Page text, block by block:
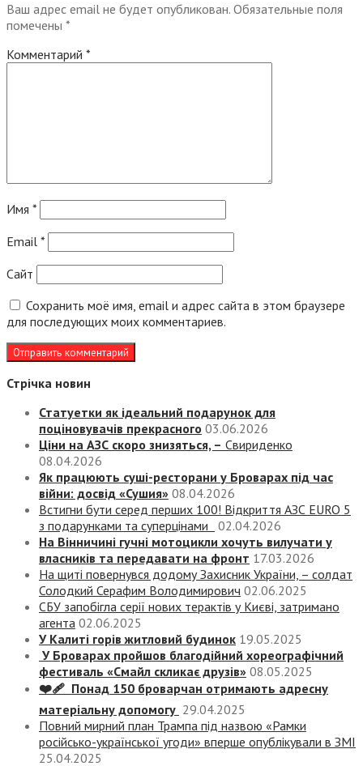
Ваш адрес email не будет опубликован. Обязательные поля
помечены *
Комментарий *
Имя *
Email *
Сайт
Сохранить моё имя, email и адрес сайта в этом браузере
для последующих моих комментариев.
Стрічка новин
Статуетки як ідеальний подарунок для
поціновувачів прекрасного 03.06.2026
Ціни на АЗС скоро знизяться, – Свириденко
08.04.2026
Як працюють суші-ресторани у Броварах під час
війни: досвід «Сушия» 08.04.2026
Встигни бути серед перших 100! Відкриття АЗС EURO 5
з подарунками та суперцінами
02.04.2026
На Вінничині гучні мотоцикли хочуть вилучати у
власників та передавати на фронт 17.03.2026
На щиті повернувся додому Захисник України, – солдат
Солодкий Серафим Володимирович 02.06.2025
СБУ запобігла серії нових терактів у Києві, затримано
агента 02.06.2025
У Калиті горів житловий будинок 19.05.2025
У Броварах пройшов благодійний хореографічний
фестиваль «Смайл скликає друзів» 08.05.2025
❤️‍🩹 Понад 150 броварчан отримають адресну
матеріальну допомогу 29.04.2025
Повний мирний план Трампа під назвою «‎Рамки
російсько-української угоди» вперше опублікували в ЗМІ
25.04.2025